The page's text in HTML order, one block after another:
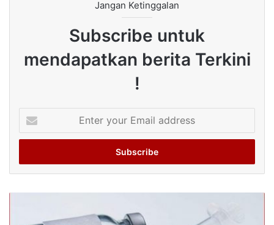
Jangan Ketinggalan
Subscribe untuk
mendapatkan berita Terkini
!
your
Email